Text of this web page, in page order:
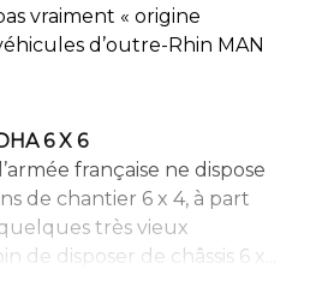
vraiment « origine
d’outre-Rhin MAN
6 X 6
française ne dispose
de chantier 6 x 4, à part
très vieux
de disposer de châssis 6 x...